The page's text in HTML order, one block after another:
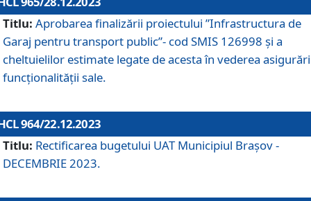
Titlu: Aprobarea finalizării proiectului ”Infrastructura de
Garaj pentru transport public”- cod SMIS 126998 și a
cheltuielilor estimate legate de acesta în vederea
funcționalității sale.
964/22.12.2023
Titlu: Rectificarea bugetului UAT Municipiul Braşov -
DECEMBRIE 2023.